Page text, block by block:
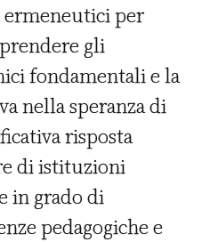
per
gli
fondamentali e la
nella speranza di
risposta
di istituzioni
in grado di
pedagogiche e